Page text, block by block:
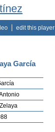
edit this player
García